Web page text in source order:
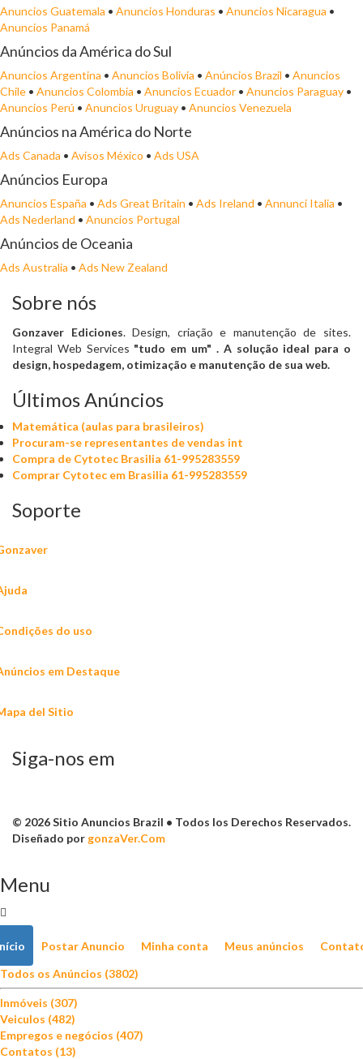
Anuncios Guatemala • Anuncios Honduras • Anuncios Nicaragua •
Anuncios Panamá
Anúncios da América do Sul
Anuncios Argentina • Anuncios Bolivia • Anúncios Brazil • Anuncios
Chile • Anuncios Colombia • Anuncios Ecuador • Anuncios Paraguay •
Anuncios Perú • Anuncios Uruguay • Anuncios Venezuela
Anúncios na América do Norte
Ads Canada • Avisos México • Ads USA
Anúncios Europa
Anuncios España • Ads Great Britain • Ads Ireland • Annunci Italia •
Ads Nederland • Anuncios Portugal
Anúncios de Oceania
Ads Australia • Ads New Zealand
Sobre nós
Gonzaver Ediciones. Design, criação e manutenção de sites.
Integral Web Services "tudo em um" . A solução ideal para o
design, hospedagem, otimização e manutenção de sua web.
Últimos Anúncios
Matemática (aulas para brasileiros)
Procuram-se representantes de vendas int
Compra de Cytotec Brasilia 61-995283559
Comprar Cytotec em Brasilia 61-995283559
Soporte
do uso
em Destaque
del Sitio
Siga-nos em
© 2026 Sitio Anuncios Brazil • Todos los Derechos Reservados.
Diseñado por gonzaVer.Com
Menu
Postar Anuncio Minha conta Meus anúncios
Todos os Anúncios (3802)
Inmóveis (307)
Veiculos (482)
Empregos e negócios (407)
Contatos (13)